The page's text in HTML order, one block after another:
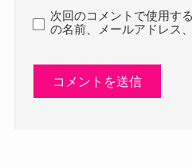
次回のコメントで使用す
の名前、メールアドレス